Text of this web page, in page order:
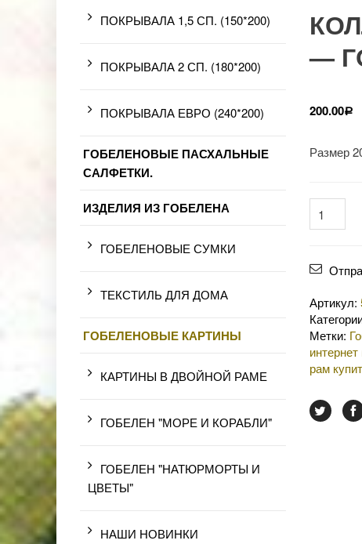
—
200.00Р
Размер
Артикул:
Метки:
рам
ПОКРЫВАЛА 1,5 СП. (150*200)
ПОКРЫВАЛА 2 СП. (180*200)
ПОКРЫВАЛА ЕВРО (240*200)
ГОБЕЛЕНОВЫЕ ПАСХАЛЬНЫЕ
САЛФЕТКИ.
ИЗДЕЛИЯ ИЗ ГОБЕЛЕНА
ГОБЕЛЕНОВЫЕ СУМКИ
ТЕКСТИЛЬ ДЛЯ ДОМА
ГОБЕЛЕНОВЫЕ КАРТИНЫ
КАРТИНЫ В ДВОЙНОЙ РАМЕ
ГОБЕЛЕН "МОРЕ И КОРАБЛИ"
ГОБЕЛЕН "НАТЮРМОРТЫ И
ЦВЕТЫ"
НАШИ НОВИНКИ